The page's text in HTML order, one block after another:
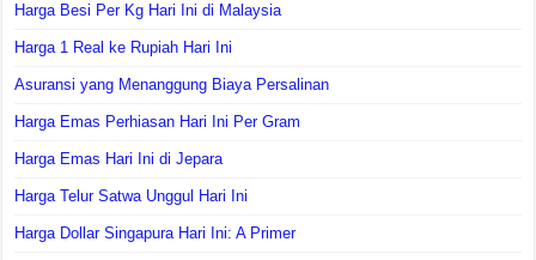
Harga Besi Per Kg Hari Ini di Malaysia
Harga 1 Real ke Rupiah Hari Ini
Asuransi yang Menanggung Biaya Persalinan
Harga Emas Perhiasan Hari Ini Per Gram
Harga Emas Hari Ini di Jepara
Harga Telur Satwa Unggul Hari Ini
Harga Dollar Singapura Hari Ini: A Primer